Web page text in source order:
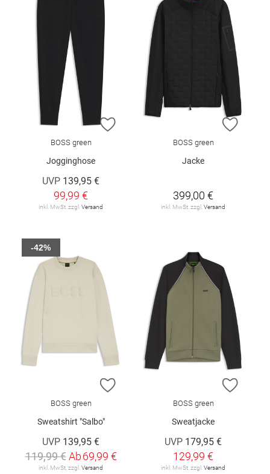
ZUR WUNSCHLISTE HINZUFÜGEN
BOSS green
Jogginghose
UVP 139,95 €
99,99 €
inkl. MwSt. zzgl.Versand
ZUR
BOSS green
Jacke
399,00 €
inkl. MwSt. zzgl.Versand
ZUR WUNSCHLISTE HINZUFÜGEN
BOSS green
Sweatshirt "Salbo"
UVP 139,95 €
119,99 € Ab69,99 €
inkl. MwSt. zzgl. Versand
-42%
ZUR
BOSS green
Sweatjacke
UVP 179,95 €
129,99 €
inkl. MwSt. zzgl. Versand